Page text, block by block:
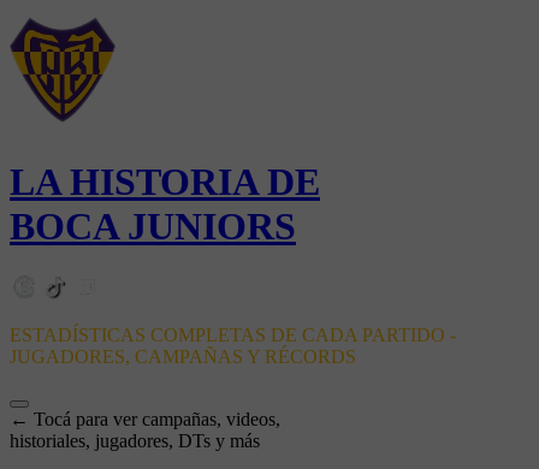
LA HISTORIA DE
BOCA JUNIORS
ESTADÍSTICAS COMPLETAS DE CADA PARTIDO -
JUGADORES, CAMPAÑAS Y RÉCORDS
← Tocá para ver campañas, videos,
historiales, jugadores, DTs y más